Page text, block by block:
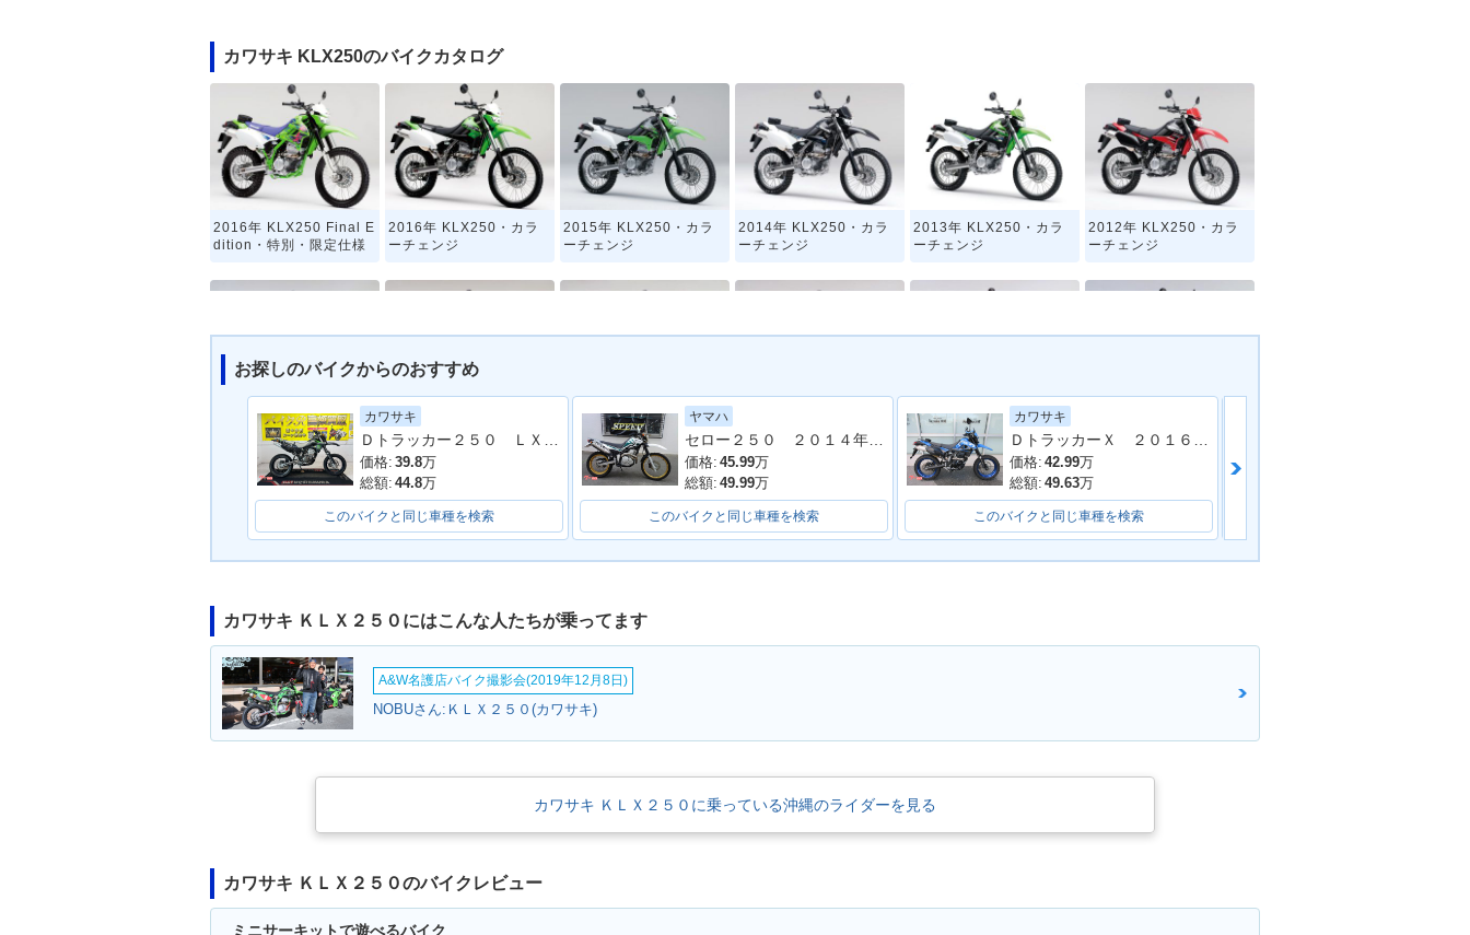
カワサキ KLX250のバイクカタログ
2016年 KLX250 Final E
dition・特別・限定仕様
2016年 KLX250・カラ
ーチェンジ
2015年 KLX250・カラ
ーチェンジ
2014年 KLX250・カラ
ーチェンジ
2013年 KLX250・カラ
ーチェンジ
2012年 KLX250・カラ
ーチェンジ
2011年 KLX250・カラ
ーチェンジ
2010年 KLX250・カラ
ーチェンジ
2009年 KLX250・マイ
ナーチェンジ
モデルチェンジ
2007年 KLX250・カラ
ーチェンジ
ーチェンジ
2005年 KLX250・マイ
ナーチェンジ
2004年 KLX250・カラ
2003年 KLX250・カラ
お探しのバイクからのおすすめ
カワサキ
価格: 39.8万
総額: 44.8万
このバイクと同じ車種を検索
ヤマハ
セロー２５０ ２０１４年モデル インジェクション ＳＰタダオエキゾースト
価格: 45.99万
総額: 49.99万
このバイクと同じ車種を検索
カワサキ
価格: 42.99万
総額: 49.63万
このバイクと同じ車種を検索
カワサキ ＫＬＸ２５０にはこんな人たちが乗ってます
A&W名護店バイク撮影会(2019年12月8日)
NOBUさん:ＫＬＸ２５０(カワサキ)
カワサキ ＫＬＸ２５０に乗っている沖縄のライダーを見る
カワサキ ＫＬＸ２５０のバイクレビュー
ミニサーキットで遊べるバイク